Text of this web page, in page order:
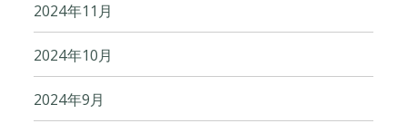
2024年11月
2024年10月
2024年9月